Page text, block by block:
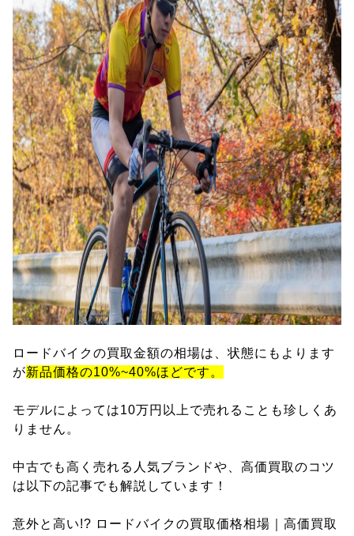
ロードバイクの買取金額の相場は、状態にもよります
が新品価格の10%~40%ほどです。
モデルによっては10万円以上で売れることも珍しくあ
りません。
中古でも高く売れる人気ブランドや、高価買取のコツ
は以下の記事でも解説しています！
意外と高い!? ロードバイクの買取価格相場｜高価買取